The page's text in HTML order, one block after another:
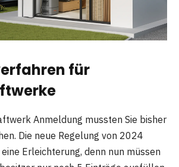
für
Anmeldung mussten Sie bisher
Die neue Regelung von 2024
Erleichterung, denn nun müssen